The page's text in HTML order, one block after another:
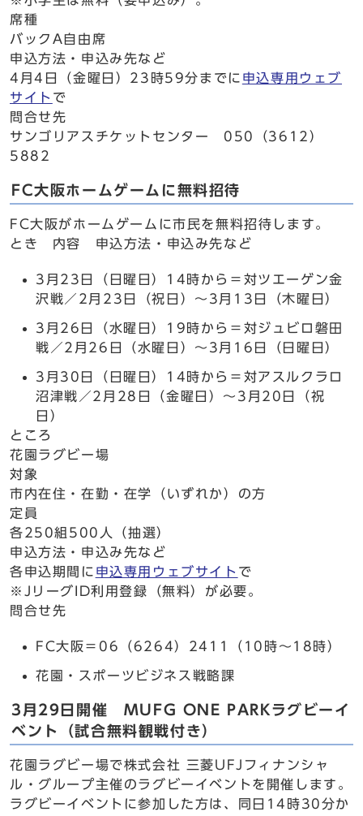
席種
バックA自由席
申込方法・申込み先など
4月4日（金曜日）23時59分までに 申込専用ウェブ
サイト で
問合せ先
サンゴリアスチケットセンター 050（3612）
5882
FC大阪ホームゲームに無料招待
FC大阪がホームゲームに市民を無料招待します。
とき 内容 申込方法・申込み先など
3月23日（日曜日）14時から＝対ツエーゲン金
沢戦／2月23日（祝日）～3月13日（木曜日）
3月26日（水曜日）19時から＝対ジュビロ磐田
戦／2月26日（水曜日）～3月16日（日曜日）
3月30日（日曜日）14時から＝対アスルクラロ
沼津戦／2月28日（金曜日）～3月20日（祝
日）
ところ
花園ラグビー場
対象
市内在住・在勤・在学（いずれか）の方
定員
各250組500人（抽選）
申込方法・申込み先など
各申込期間に 申込専用ウェブサイト で
※JリーグID利用登録（無料）が必要。
問合せ先
FC大阪＝06（6264）2411（10時～18時）
花園・スポーツビジネス戦略課
3月29日開催 MUFG ONE PARKラグビーイ
ベント（試合無料観戦付き）
花園ラグビー場で株式会社 三菱UFJフィナンシャ
ル・グループ主催のラグビーイベントを開催します。
ラグビーイベントに参加した方は、同日14時30分か